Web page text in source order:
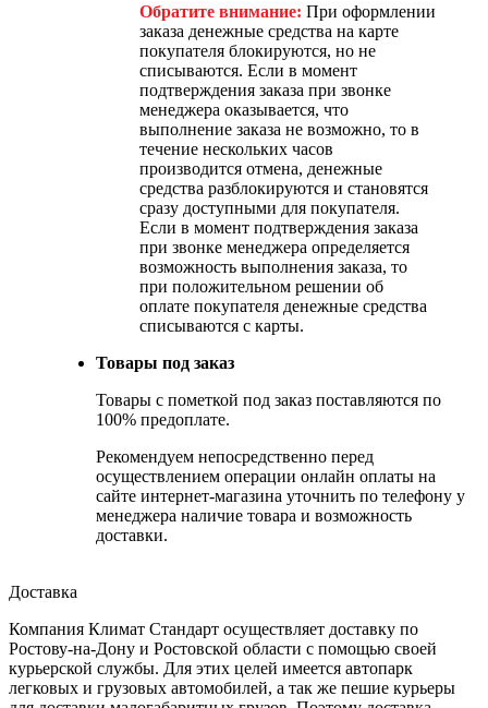
Обратите внимание: При оформлении
заказа денежные средства на карте
покупателя блокируются, но не
списываются. Если в момент
подтверждения заказа при звонке
менеджера оказывается, что
выполнение заказа не возможно, то в
течение нескольких часов
производится отмена, денежные
средства разблокируются и становятся
сразу доступными для покупателя.
Если в момент подтверждения заказа
при звонке менеджера определяется
возможность выполнения заказа, то
при положительном решении об
оплате покупателя денежные средства
списываются с карты.
Товары под заказ
Товары с пометкой под заказ поставляются по
100% предоплате.
Рекомендуем непосредственно перед
осуществлением операции онлайн оплаты на
сайте интернет-магазина уточнить по телефону у
менеджера наличие товара и возможность
доставки.
Доставка
Компания Климат Стандарт осуществляет доставку по
Ростову-на-Дону и Ростовской области с помощью своей
курьерской службы. Для этих целей имеется автопарк
легковых и грузовых автомобилей, а так же пешие курьеры